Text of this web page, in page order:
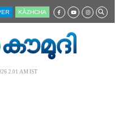
KĀZHCHA
2.01 AM IST